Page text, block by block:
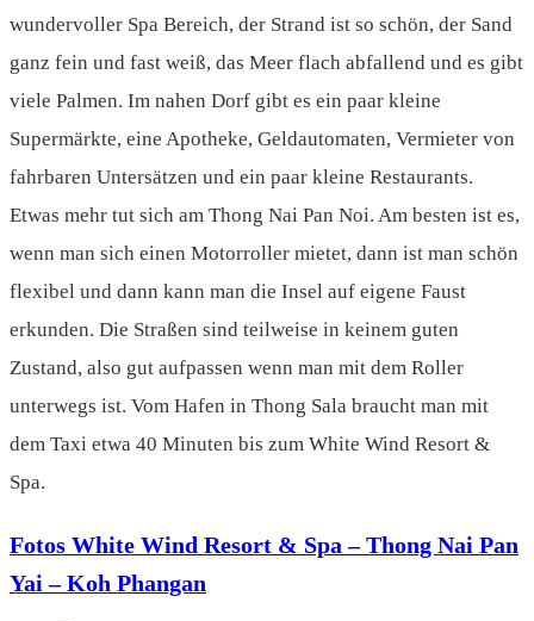
wundervoller Spa Bereich, der Strand ist so schön, der Sand
ganz fein und fast weiß, das Meer flach abfallend und es gibt
viele Palmen. Im nahen Dorf gibt es ein paar kleine
Supermärkte, eine Apotheke, Geldautomaten, Vermieter von
fahrbaren Untersätzen und ein paar kleine Restaurants.
Etwas mehr tut sich am Thong Nai Pan Noi. Am besten ist es,
wenn man sich einen Motorroller mietet, dann ist man schön
flexibel und dann kann man die Insel auf eigene Faust
erkunden. Die Straßen sind teilweise in keinem guten
Zustand, also gut aufpassen wenn man mit dem Roller
unterwegs ist. Vom Hafen in Thong Sala braucht man mit
dem Taxi etwa 40 Minuten bis zum White Wind Resort &
Spa.
Fotos White Wind Resort & Spa – Thong Nai Pan
Yai – Koh Phangan